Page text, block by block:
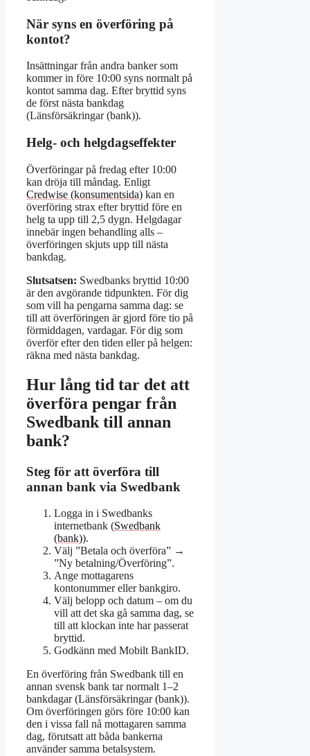
När syns en överföring på
kontot?
Insättningar från andra banker som
kommer in före 10:00 syns normalt på
kontot samma dag. Efter bryttid syns
de först nästa bankdag
(Länsförsäkringar (bank)).
Helg- och helgdagseffekter
Överföringar på fredag efter 10:00
kan dröja till måndag. Enligt
Credwise (konsumentsida) kan en
överföring strax efter bryttid före en
helg ta upp till 2,5 dygn. Helgdagar
innebär ingen behandling alls –
överföringen skjuts upp till nästa
bankdag.
Slutsatsen: Swedbanks bryttid 10:00
är den avgörande tidpunkten. För dig
som vill ha pengarna samma dag: se
till att överföringen är gjord före tio på
förmiddagen, vardagar. För dig som
överför efter den tiden eller på helgen:
räkna med nästa bankdag.
Hur lång tid tar det att
överföra pengar från
Swedbank till annan
bank?
Steg för att överföra till
annan bank via Swedbank
Logga in i Swedbanks
internetbank (Swedbank
(bank)).
Välj ”Betala och överföra” →
”Ny betalning/Överföring”.
Ange mottagarens
kontonummer eller bankgiro.
Välj belopp och datum – om du
vill att det ska gå samma dag, se
till att klockan inte har passerat
bryttid.
Godkänn med Mobilt BankID.
En överföring från Swedbank till en
annan svensk bank tar normalt 1–2
bankdagar (Länsförsäkringar (bank)).
Om överföringen görs före 10:00 kan
den i vissa fall nå mottagaren samma
dag, förutsatt att båda bankerna
använder samma betalsystem.